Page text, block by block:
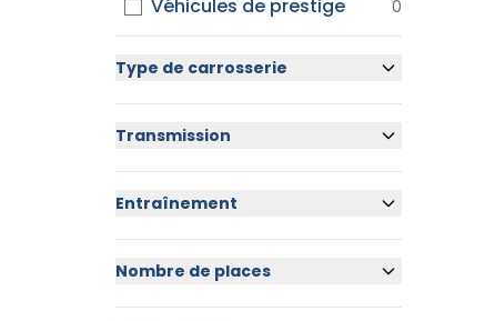
Véhicules de prestige 0
Type de carrosserie
Transmission
Entraînement
Nombre de places